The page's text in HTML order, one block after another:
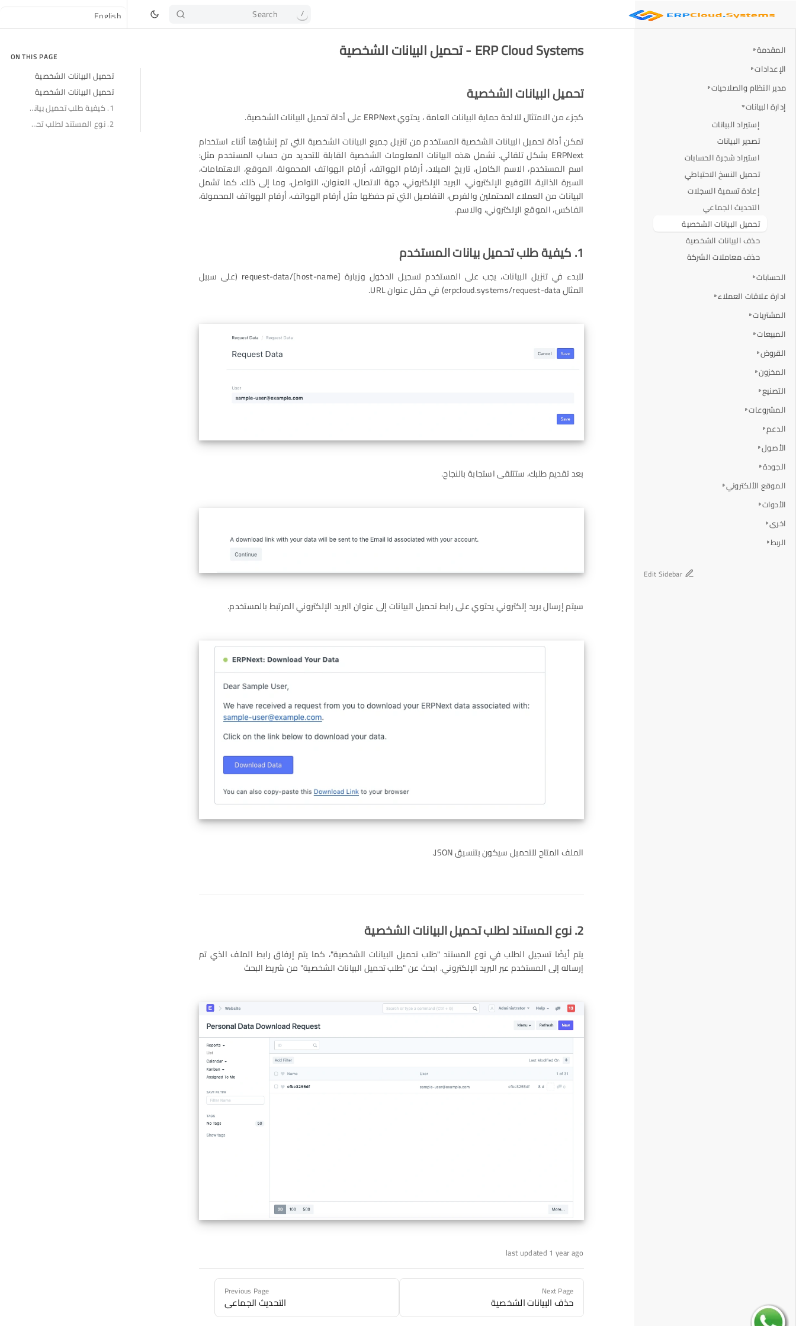
Search /
المقدمة
الإعدادات
مدير النظام والصلاحيات
إدارة البيانات
إستيراد البيانات
تصدير البيانات
استيراد شجرة الحسابات
تحميل النسخ الاحتياطي
إعادة تسمية السجلات
التحديث الجماعي
تحميل البيانات الشخصية
حذف البيانات الشخصية
حذف معاملات الشركة
الحسابات
ادارة علاقات العملاء
المشتريات
المبيعات
القروض
المخزون
التصنيع
المشروعات
الدعم
الأصول
الجودة
الموقع الألكتروني
الأدوات
اخرى
الربط
Edit Sidebar
ERP Cloud Systems - تحميل البيانات الشخصية
تحميل البيانات الشخصية
كجزء من الامتثال للائحة حماية البيانات العامة ، يحتوي ERPNext على أداة تحميل البيانات الشخصية.
تمكن أداة تحميل البيانات الشخصية المستخدم من تنزيل جميع البيانات الشخصية التي تم إنشاؤها أثناء استخدام
ERPNext بشكل تلقائي. تشمل هذه البيانات المعلومات الشخصية القابلة للتحديد من حساب المستخدم مثل:
اسم المستخدم، الاسم الكامل، تاريخ الميلاد، أرقام الهواتف، أرقام الهواتف المحمولة، الموقع، الاهتمامات،
السيرة الذاتية، التوقيع الإلكتروني، البريد الإلكتروني، جهة الاتصال، العنوان، التواصل، وما إلى ذلك. كما تشمل
البيانات من العملاء المحتملين والفرص، التفاصيل التي تم حفظها مثل أرقام الهواتف، أرقام الهواتف المحمولة،
الفاكس، الموقع الإلكتروني، والاسم.
1. كيفية طلب تحميل بيانات المستخدم
للبدء في تنزيل البيانات، يجب على المستخدم تسجيل الدخول وزيارة [host-name]/request-data (على سبيل
المثال erpcloud.systems/request-data) في حقل عنوان URL.
بعد تقديم طلبك، ستتلقى استجابة بالنجاح.
سيتم إرسال بريد إلكتروني يحتوي على رابط تحميل البيانات إلى عنوان البريد الإلكتروني المرتبط بالمستخدم.
الملف المتاح للتحميل سيكون بتنسيق JSON.
2. نوع المستند لطلب تحميل البيانات الشخصية
يتم أيضًا تسجيل الطلب في نوع المستند "طلب تحميل البيانات الشخصية"، كما يتم إرفاق رابط الملف الذي تم
إرساله إلى المستخدم عبر البريد الإلكتروني. ابحث عن "طلب تحميل البيانات الشخصية" من شريط البحث
last updated 1 year ago
Previous Page
التحديث الجماعي
Next Page
حذف البيانات الشخصية
ON THIS PAGE
تحميل البيانات الشخصية
تحميل البيانات الشخصية
1. كيفية طلب تحميل بيانات المستخدم
2. نوع المستند لطلب تحميل البيانات الشخصية